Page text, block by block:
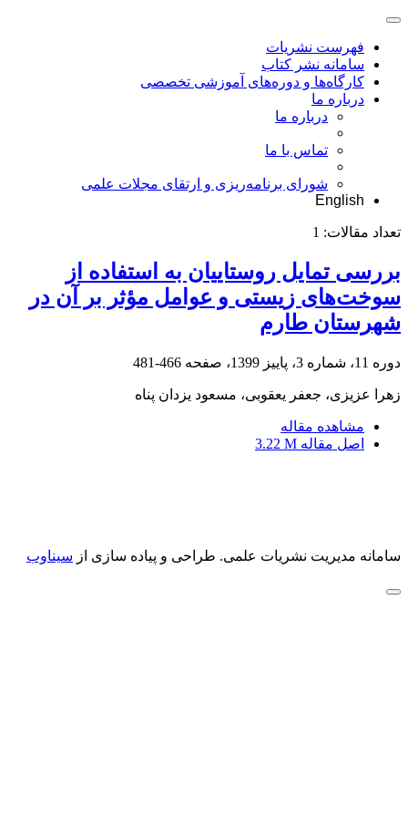
فهرست نشریات
سامانه نشر کتاب
کارگاه‌ها و دوره‌های آموزشی تخصصی
درباره ما
درباره ما
تماس با ما
شورای برنامه‌ریزی و ارتقای مجلات علمی
English
تعداد مقالات: 1
بررسی تمایل روستاییان به استفاده از
سوخت‌های زیستی و عوامل مؤثر بر آن در
شهرستان طارم
دوره 11، شماره 3، پاییز 1399، صفحه 466-481
زهرا عزیزی، جعفر یعقوبی، مسعود یزدان پناه
مشاهده مقاله
اصل مقاله 3.22 M
سامانه مدیریت نشریات علمی. طراحی و پیاده سازی از سیناوب